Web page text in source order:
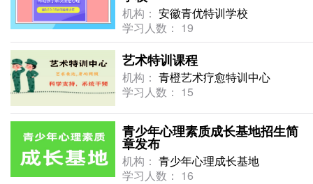
机构： 安徽青优特训学校
学习人数： 19
艺术特训课程
机构： 青橙艺术疗愈特训中心
学习人数： 15
青少年心理素质成长基地招生简
章发布
机构： 青少年心理成长基地
学习人数： 16